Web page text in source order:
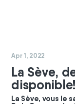
#GBC #
Apr 1, 2022
La Sève,
disponible!
La Sève, vous le